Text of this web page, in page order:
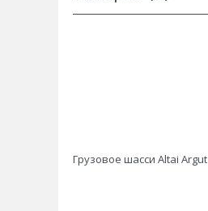
Грузовое шасси Altai Argut